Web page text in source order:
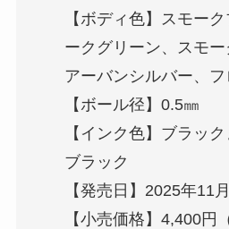
【ボディ色】スモー
ークグリーン、スモー
アーバンシルバー、
【ボール径】0.5㎜
【インク色】ブラッ
ブラック
【発売日】2025年11
【小売価格】4,400円